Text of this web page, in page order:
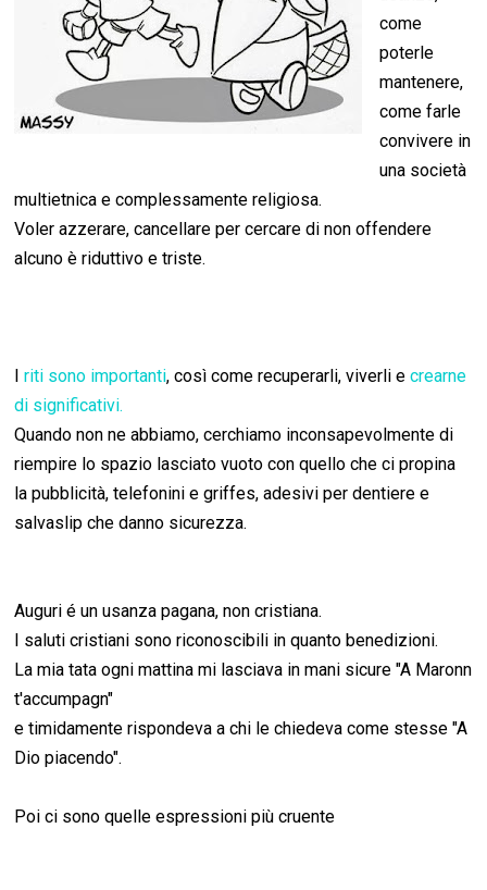
come
poterle
mantenere,
come farle
convivere in
una società
multietnica e complessamente religiosa.
Voler azzerare, cancellare per cercare di non offendere
alcuno è riduttivo e triste.
Iriti sono importanti, così come recuperarli, viverli e crearne
di significativi.
Quando non ne abbiamo, cerchiamo inconsapevolmente di
riempire lo spazio lasciato vuoto con quello che ci propina
la pubblicità, telefonini e griffes, adesivi per dentiere e
salvaslip che danno sicurezza.
Auguri é un usanza pagana, non cristiana.
I saluti cristiani sono riconoscibili in quanto benedizioni.
La mia tata ogni mattina mi lasciava in mani sicure "A Maronn
t'accumpagn"
e timidamente rispondeva a chi le chiedeva come stesse "A
Dio piacendo".
Poi ci sono quelle espressioni più cruente